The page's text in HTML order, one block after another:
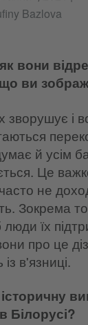
Bazlova
вони
ви
зворушує і
й усім
Це
не
Зокрема
їх
про це
в'язниці.
Білорусі?